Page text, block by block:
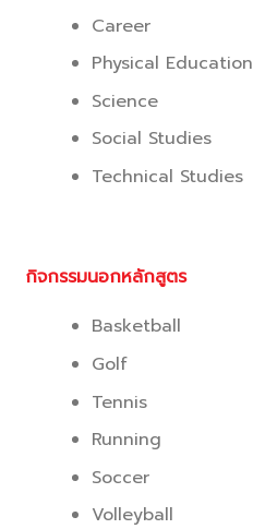
Career
Physical Education
Science
Social Studies
Technical Studies
กิจกรรมนอกหลักสูตร
Basketball
Golf
Tennis
Running
Soccer
Volleyball